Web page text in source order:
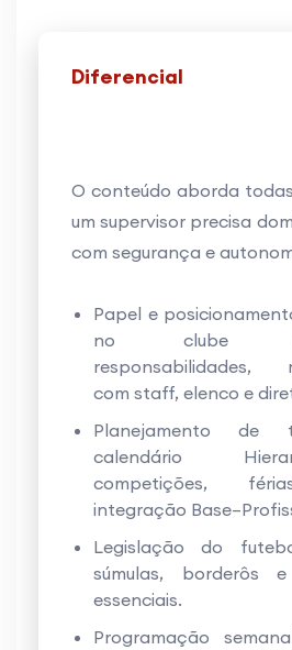
Diferencial
O conteúdo aborda
um supervisor precisa
com segurança e
Papel e
no clube
responsabilidades,
com staff, elenco e
Planejamento de
calendário
competições,
integração
Legislação do
súmulas, borderôs e
essenciais.
Programação